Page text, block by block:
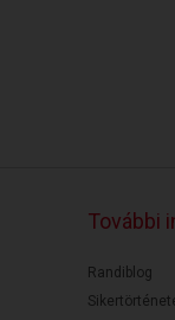
További
Randiblog